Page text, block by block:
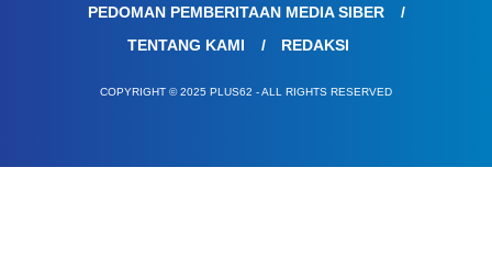
PEDOMAN PEMBERITAAN MEDIA SIBER
TENTANG KAMI
REDAKSI
COPYRIGHT © 2025 PLUS62 - ALL RIGHTS RESERVED